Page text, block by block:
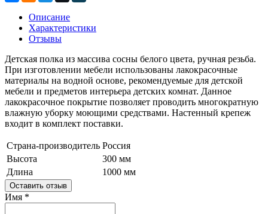
Описание
Характеристики
Отзывы
Детская полка из массива сосны белого цвета, ручная резьба.
При изготовлении мебели использованы лакокрасочные
материалы на водной основе, рекомендуемые для детской
мебели и предметов интерьера детских комнат. Данное
лакокрасочное покрытие позволяет проводить многократную
влажную уборку моющими средствами. Настенный крепеж
входит в комплект поставки.
Страна-производитель Россия
Высота
300 мм
Длина
1000 мм
Оставить отзыв
Имя *